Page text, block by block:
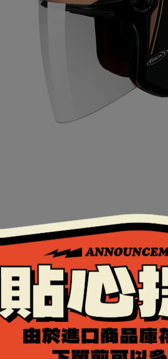
認證。
最安全的扣具。
鏡片，通過歐洲ECE安全認證，護眼又
自行更換大鏡片。
布料，能夠排除體表溼氣，保持涼爽乾
式，提昇夜間騎乘時的安全性。